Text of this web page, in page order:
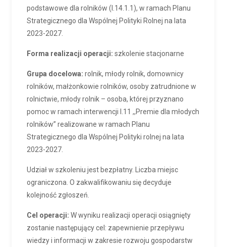
podstawowe dla rolników (I.14.1.1), w ramach Planu
Strategicznego dla Wspólnej Polityki Rolnej na lata
2023-2027.
Forma realizacji operacji: szkolenie stacjonarne
Grupa docelowa: rolnik, młody rolnik, domownicy
rolników, małżonkowie rolników, osoby zatrudnione w
rolnictwie, młody rolnik – osoba, której przyznano
pomoc w ramach interwencji I.11 ,,Premie dla młodych
rolników” realizowane w ramach Planu
Strategicznego dla Wspólnej Polityki rolnej na lata
2023-2027.
Udział w szkoleniu jest bezpłatny. Liczba miejsc
ograniczona. O zakwalifikowaniu się decyduje
kolejność zgłoszeń.
Cel operacji: W wyniku realizacji operacji osiągnięty
zostanie następujący cel: zapewnienie przepływu
wiedzy i informacji w zakresie rozwoju gospodarstw